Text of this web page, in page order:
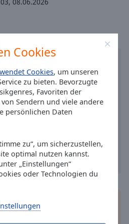
Cookies
Cookies, um unseren
zu bieten. Bevorzugte
Favoriten der
Sendern und viele andere
persönlichen Daten
zu“, um sicherzustellen,
optimal nutzen kannst.
„Einstellungen“
oder Technologien du
Gratisapp
Radio Box-App und hören